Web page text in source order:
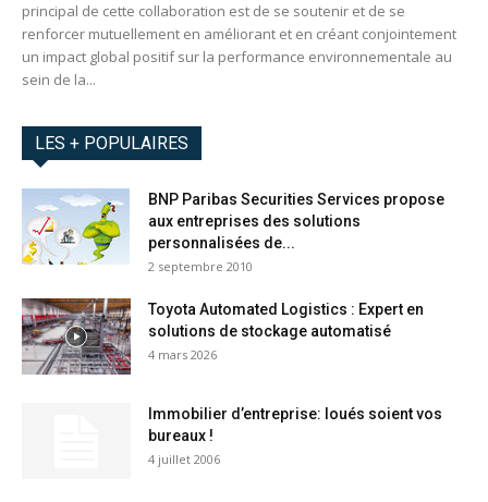
principal de cette collaboration est de se soutenir et de se
renforcer mutuellement en améliorant et en créant conjointement
un impact global positif sur la performance environnementale au
sein de la...
LES + POPULAIRES
BNP Paribas Securities Services propose
aux entreprises des solutions
personnalisées de...
2 septembre 2010
Toyota Automated Logistics : Expert en
solutions de stockage automatisé
4 mars 2026
Immobilier d’entreprise: loués soient vos
bureaux !
4 juillet 2006